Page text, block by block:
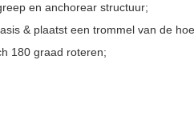
en anchorear structuur;
& plaatst een trommel van de
180 graad roteren;